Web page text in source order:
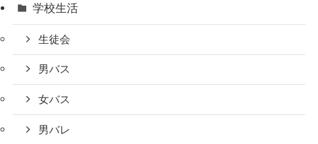
学校生活
生徒会
男バス
女バス
男バレ